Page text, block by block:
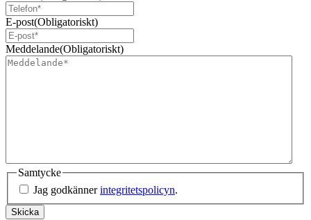
E-post(Obligatoriskt)
Meddelande(Obligatoriskt)
Samtycke
Jag godkännerintegritetspolicyn.
Skicka